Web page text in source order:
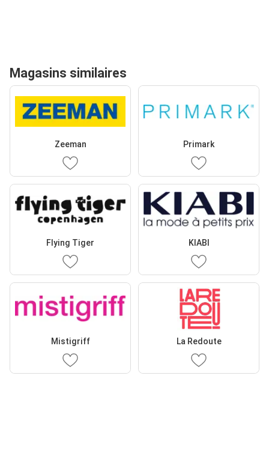
Magasins similaires
Zeeman Primark
Flying Tiger KIABI
Mistigriff La Redoute